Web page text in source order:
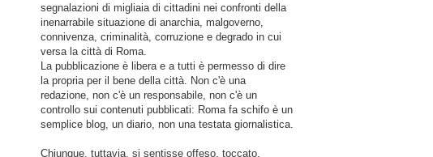
segnalazioni di migliaia di cittadini nei confronti della
inenarrabile situazione di anarchia, malgoverno,
connivenza, criminalità, corruzione e degrado in cui
versa la città di Roma.
La pubblicazione è libera e a tutti è permesso di dire
la propria per il bene della città. Non c'è una
redazione, non c'è un responsabile, non c'è un
controllo sui contenuti pubblicati: Roma fa schifo è un
semplice blog, un diario, non una testata giornalistica.
Chiunque, tuttavia, si sentisse offeso, toccato,